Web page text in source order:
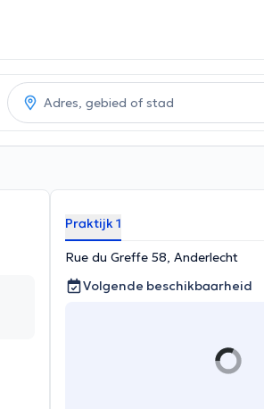
Praktijk 1
Rue du Greffe 58, Anderlecht
Volgende beschikbaarheid